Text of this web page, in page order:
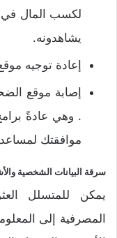
لكسب المال في
يشاهدونه.
إعادة توجيه
إصابة موقع
. وهي عادةً
موافقتك
سرقة البيانات الشخصية
يمكن للمتسلل
المصرفية إلى